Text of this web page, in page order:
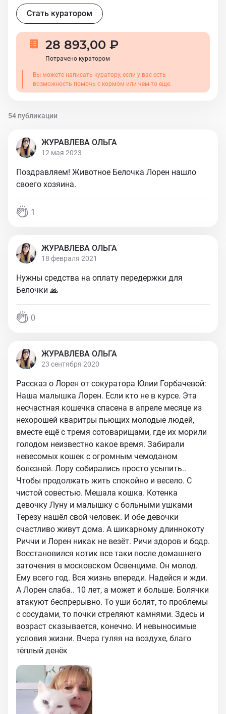
Стать куратором
28 893,00 ₽
Потрачено куратором
Вы можете написать куратору, если у вас есть
возможность помочь с кормом или чем-то еще.
54 публикации
ЖУРАВЛЕВА ОЛЬГА
12 мая 2023
Поздравляем! Животное Белочка Лорен нашло
своего хозяина.
1
ЖУРАВЛЕВА ОЛЬГА
18 февраля 2021
Нужны средства на оплату передержки для
Белочки 🙏
0
ЖУРАВЛЕВА ОЛЬГА
23 сентября 2020
Рассказ о Лорен от сокуратора Юлии Горбачевой:
Наша малышка Лорен. Если кто не в курсе. Эта
несчастная кошечка спасена в апреле месяце из
нехорошей кваритры пьющих молодые людей,
вместе ещё с тремя сотоварищами, где их морили
голодом неизвестно какое время. Забирали
невесомых кошек с огромным чемоданом
болезней. Лору собирались просто усыпить..
Чтобы продолжать жить спокойно и весело. С
чистой совестью. Мешала кошка. Котенка
девочку Луну и малышку с больными ушками
Терезу нашёл свой человек. И обе девочки
счастливо живут дома. А шикарному длиннокоту
Риччи и Лорен никак не везёт. Ричи здоров и бодр.
Восстановился котик все таки после домашнего
заточения в московском Освенциме. Он молод.
Ему всего год. Вся жизнь впереди. Надейся и жди.
А Лорен слаба.. 10 лет, а может и больше. Болячки
атакуют беспрерывно. То уши болят, то проблемы
с сосудами, то почки стреляют камнями. Здесь и
возраст сказывается, конечно. И невыносимые
условия жизни. Вчера гуляя на воздухе, благо
тёплый денёк